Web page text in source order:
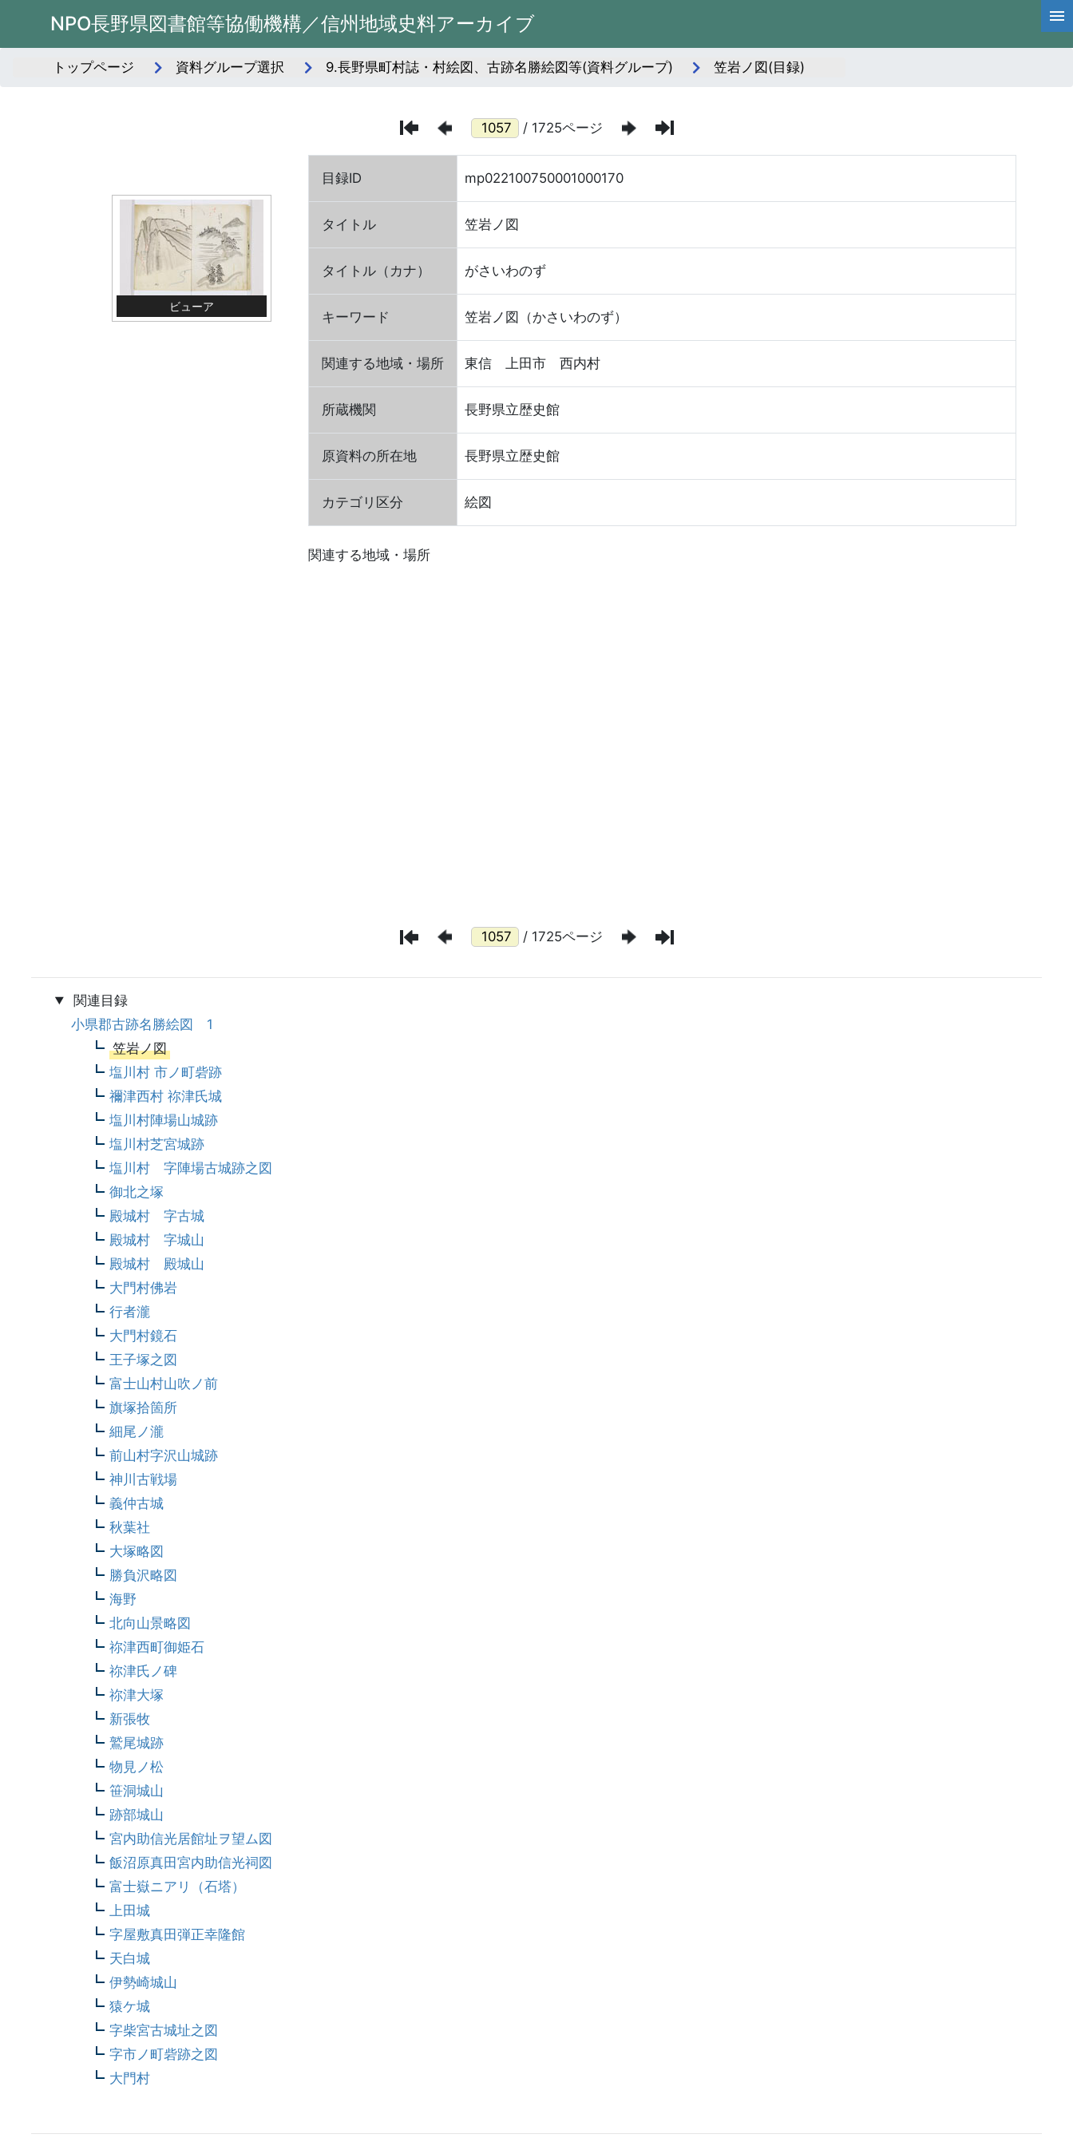
NPO長野県図書館等協働機構／信州地域史料アーカイブ
トップページ 資料グループ選択 9.長野県町村誌・村絵図、古跡名勝絵図等(資料グループ) 笠岩ノ図(目録)
/ 1725ページ
ビューア
目録ID mp022100750001000170
タイトル 笠岩ノ図
タイトル（カナ） がさいわのず
キーワード 笠岩ノ図（かさいわのず）
関連する地域・場所 東信 上田市 西内村
所蔵機関 長野県立歴史館
原資料の所在地 長野県立歴史館
カテゴリ区分 絵図
関連する地域・場所
/ 1725ページ
関連目録
小県郡古跡名勝絵図 1
笠岩ノ図
塩川村 市ノ町砦跡
禰津西村 祢津氏城
塩川村陣場山城跡
塩川村芝宮城跡
塩川村 字陣場古城跡之図
御北之塚
殿城村 字古城
殿城村 字城山
殿城村 殿城山
大門村佛岩
行者瀧
大門村鏡石
王子塚之図
富士山村山吹ノ前
旗塚拾箇所
細尾ノ瀧
前山村字沢山城跡
神川古戦場
義仲古城
秋葉社
大塚略図
勝負沢略図
海野
北向山景略図
祢津西町御姫石
祢津氏ノ碑
祢津大塚
新張牧
鷲尾城跡
物見ノ松
笹洞城山
跡部城山
宮内助信光居館址ヲ望ム図
飯沼原真田宮内助信光祠図
富士嶽ニアリ（石塔）
上田城
字屋敷真田弾正幸隆館
天白城
伊勢崎城山
猿ケ城
字柴宮古城址之図
字市ノ町砦跡之図
大門村